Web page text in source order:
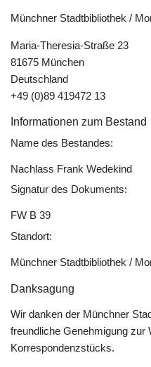
Münchner Stadtbibliothek /
Maria-Theresia-Straße 23
81675 München
Deutschland
+49 (0)89 419472 13
Informationen zum Bestand
Name des Bestandes:
Nachlass Frank Wedekind
Signatur des Dokuments:
FW B 39
Standort:
Münchner Stadtbibliothek /
Danksagung
Wir danken der Münchner
freundliche Genehmigung zur
Korrespondenzstücks.